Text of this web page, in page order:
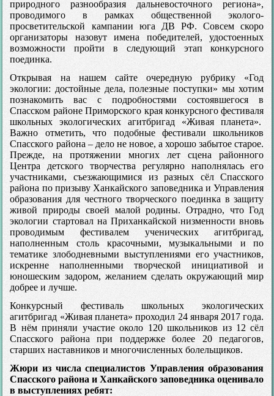
природного разнообразия дальневосточного региона»,
проводимого в рамках общественной эколого-
просветительской кампании юга ДВ РФ. Совсем скоро
организаторы назовут имена победителей, удостоенных
возможности пройти в следующий этап конкурсного
поединка.
Открывая на нашем сайте очередную рубрику «Год
экологии: достойные дела, полезные поступки» мы хотим
познакомить вас с подробностями состоявшегося в
Спасском районе Приморского края конкурсного фестиваля
школьных экологических агитбригад «Живая планета».
Важно отметить, что подобные фестивали школьников
Спасского района – дело не новое, а хорошо забытое старое.
Прежде, на протяжении многих лет сцена районного
Центра детского творчества регулярно наполнялась его
участниками, съезжающимися из разных сёл Спасского
района по призыву Ханкайского заповедника и Управления
образования для честного творческого поединка в защиту
живой природы своей малой родины. Отрадно, что Год
экологии стартовал на Приханкайской низменности вновь
проводимым фестивалем ученических агитбригад,
наполненным столь красочными, музыкальными и по
тематике злободневными выступлениями его участников,
искренне наполненными творческой инициативой и
юношеским задором, желанием сделать окружающий мир
добрее и лучше.
Конкурсный фестиваль школьных экологических
агитбригад «Живая планета» проходил 24 января 2017 года.
В нём приняли участие около 120 школьников из 12 сёл
Спасского района при поддержке более 20 педагогов,
старших наставников и многочисленных болельщиков.
Жюри из числа специалистов Управления образования
Спасского района и Ханкайского заповедника оценивало
в выступлениях ребят: